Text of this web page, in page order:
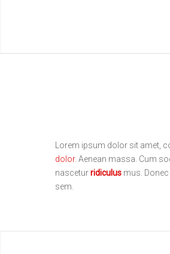
Lorem ipsum dolor sit amet,
dolor. Aenean massa. Cum
nasceturridiculus mus.
sem.